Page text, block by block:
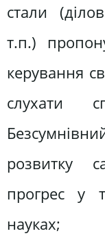
стали
т.п.)
керування
слухати
розвитку
прогрес у
науках;